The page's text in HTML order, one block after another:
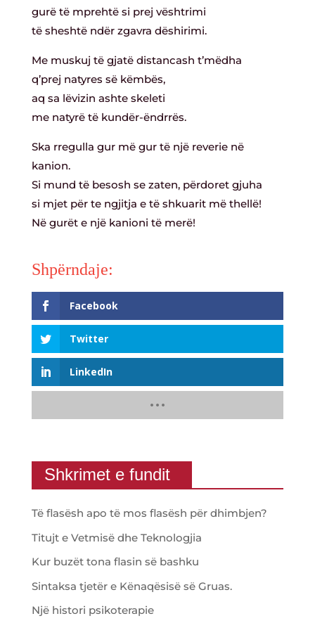
gurë të mprehtë si prej vështrimi
të sheshtë ndër zgavra dëshirimi.
Me muskuj të gjatë distancash t’mëdha
q’prej natyres së këmbës,
aq sa lëvizin ashte skeleti
me natyrë të kundër-ëndrrës.
Ska rregulla gur më gur të një reverie në
kanion.
Si mund të besosh se zaten, përdoret gjuha
si mjet për te ngjitja e të shkuarit më thellë!
Në gurët e një kanioni të merë!
Facebook
Twitter
LinkedIn
Shkrimet e fundit
Të flasësh apo të mos flasësh për dhimbjen?
Titujt e Vetmisë dhe Teknologjia
Kur buzët tona flasin së bashku
Sintaksa tjetër e Kënaqësisë së Gruas.
Një histori psikoterapie